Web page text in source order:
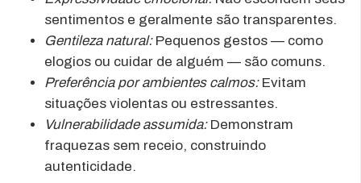
sentimentos e geralmente são transparentes.
Gentileza natural:Pequenos gestos — como
elogios ou cuidar de alguém — são comuns.
Preferência por ambientes calmos:Evitam
situações violentas ou estressantes.
Vulnerabilidade assumida:Demonstram
fraquezas sem receio, construindo
autenticidade.